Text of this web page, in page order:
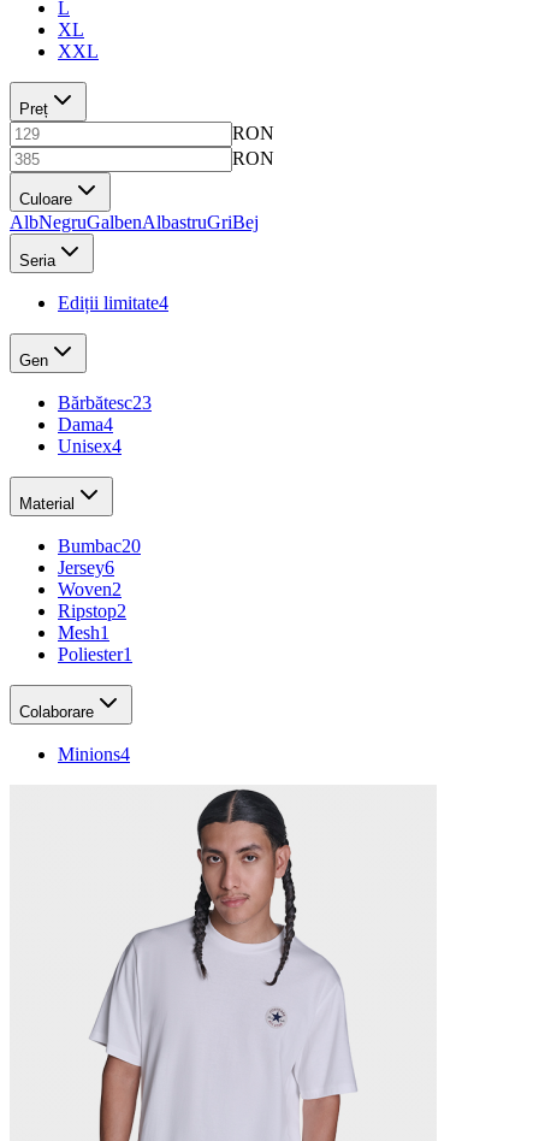
L
XL
XXL
Preț
RON
RON
Culoare
AlbNegruGalbenAlbastruGriBej
Seria
Ediții limitate4
Gen
Bărbătesc23
Dama4
Unisex4
Material
Bumbac20
Jersey6
Woven2
Ripstop2
Mesh1
Poliester1
Colaborare
Minions4